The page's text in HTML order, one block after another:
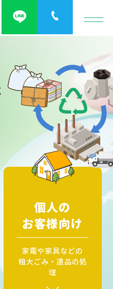
個人の
お客様向け
家電や家具などの
粗大ごみ・遺品の処
理